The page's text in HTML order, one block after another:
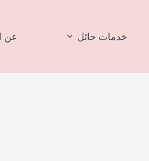
خدمات حائل عن